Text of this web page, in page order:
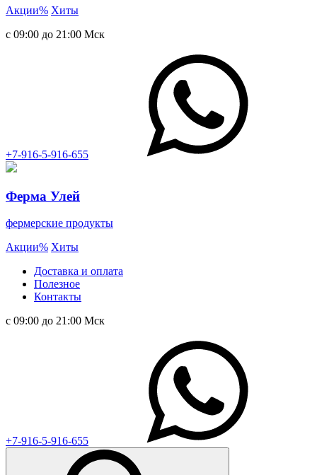
Акции% Хиты
с 09:00 до 21:00 Мск
+7-916-5-916-655
Ферма Улей
фермерские продукты
Акции% Хиты
Доставка и оплата
Полезное
Контакты
с 09:00 до 21:00 Мск
+7-916-5-916-655